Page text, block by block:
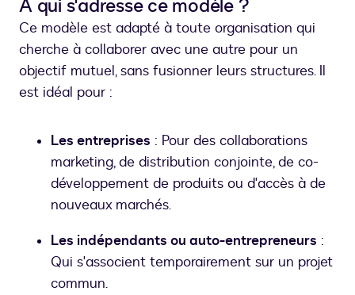
À qui s'adresse ce modèle ?
Ce modèle est adapté à toute organisation qui
cherche à collaborer avec une autre pour un
objectif mutuel, sans fusionner leurs structures. Il
est idéal pour :
Les entreprises : Pour des collaborations
marketing, de distribution conjointe, de co-
développement de produits ou d'accès à de
nouveaux marchés.
Les indépendants ou auto-entrepreneurs :
Qui s'associent temporairement sur un projet
commun.